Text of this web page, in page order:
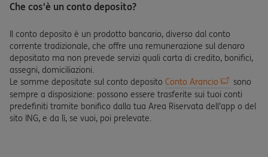
Che cos'è un conto deposito?
Il conto deposito è un prodotto bancario, diverso dal conto
corrente tradizionale, che offre una remunerazione sul denaro
depositato ma non prevede servizi quali carta di credito, bonifici,
assegni, domiciliazioni.
Le somme depositate sul conto deposito Conto Arancio
sono
sempre a disposizione: possono essere trasferite sui tuoi conti
predefiniti tramite bonifico dalla tua Area Riservata dell'app o del
sito ING, e da lì, se vuoi, poi prelevate.